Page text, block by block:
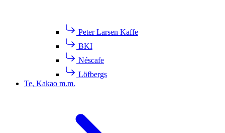
Peter Larsen Kaffe
BKI
Néscafe
Löfbergs
Te, Kakao m.m.